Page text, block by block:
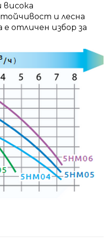
и лесна
отличен избор за